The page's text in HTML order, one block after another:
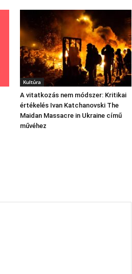
Kultúra
A vitatkozás nem módszer: Kritikai
értékelés Ivan Katchanovski The
Maidan Massacre in Ukraine című
művéhez